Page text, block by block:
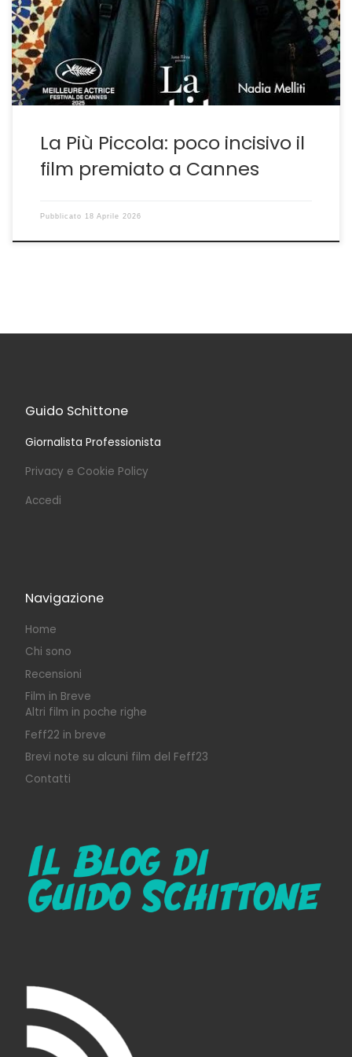
conquistare il premio per la migliore interpretazione
femminile al festival di Cannes del 2025. Un
riconoscimento dettato, come spesso accade, più per
ragioni extra […]
La Più Piccola: poco incisivo il
film premiato a Cannes
Pubblicato 18 Aprile 2026
Guido Schittone
Giornalista Professionista
Privacy e Cookie Policy
Accedi
Navigazione
Home
Chi sono
Recensioni
Film in Breve
Altri film in poche righe
Feff22 in breve
Brevi note su alcuni film del Feff23
Contatti